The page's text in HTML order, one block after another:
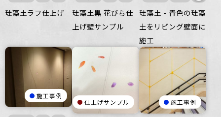
珪藻土ラフ仕上げ
珪藻土黒 花びら仕
上げ壁サンプル
珪藻土 - 青色の珪藻
土をリビング壁面に
施工
施工事例
仕上げサンプル 施工事例